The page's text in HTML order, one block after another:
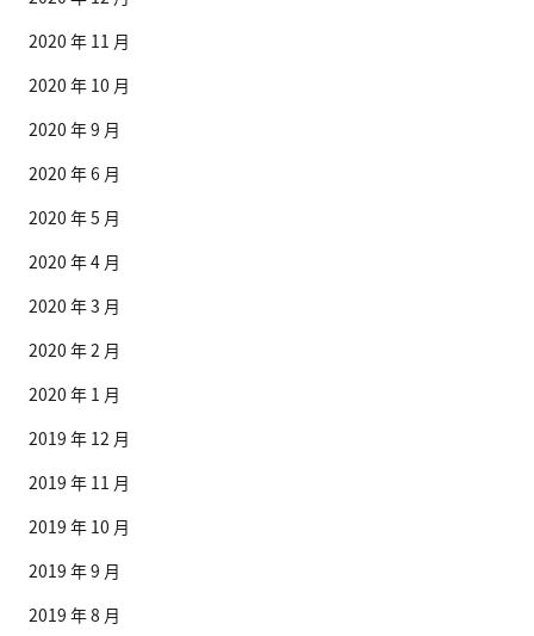
2020 年 11 月
2020 年 10 月
2020 年 9 月
2020 年 6 月
2020 年 5 月
2020 年 4 月
2020 年 3 月
2020 年 2 月
2020 年 1 月
2019 年 12 月
2019 年 11 月
2019 年 10 月
2019 年 9 月
2019 年 8 月